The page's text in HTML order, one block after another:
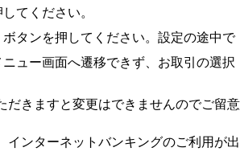
てください。
タンを押してください。設定の途中
ュー画面へ遷移できず、お取引の選択
きますと変更はできませんのでご留意
ンターネットバンキングのご利用が